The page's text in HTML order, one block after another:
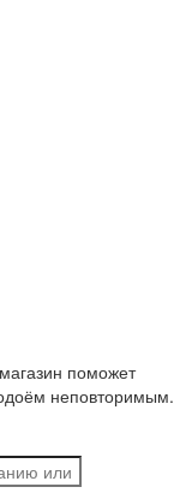
поможет
неповторимым.